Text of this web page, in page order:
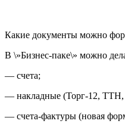
Какие документы можно
В \»Бизнес-паке\» можно
— счета;
— накладные (Торг-12, ТТН,
— счета-фактуры (новая